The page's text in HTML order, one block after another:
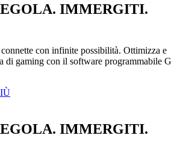
IMMERGITI.
con infinite possibilità. Ottimizza e
di gaming con il software programmabile G
IMMERGITI.